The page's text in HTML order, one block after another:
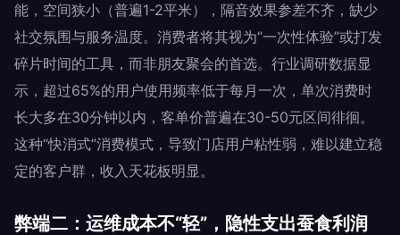
能，空间狭小（普遍1-2平米），隔音效果参差不齐，缺少
社交氛围与服务温度。消费者将其视为“一次性体验”或打发
碎片时间的工具，而非朋友聚会的首选。行业调研数据显
示，超过65%的用户使用频率低于每月一次，单次消费时
长大多在30分钟以内，客单价普遍在30-50元区间徘徊。
这种“快消式”消费模式，导致门店用户粘性弱，难以建立稳
定的客户群，收入天花板明显。
弊端二：运维成本不“轻”，隐性支出蚕食利润